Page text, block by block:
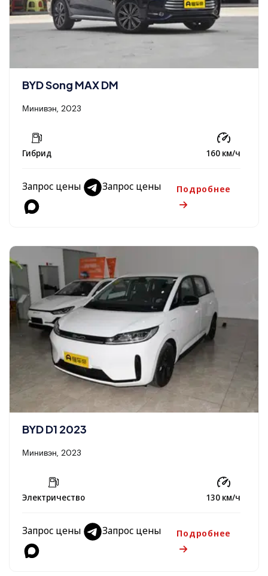
BYD Song MAX DM
Минивэн, 2023
Гибрид 160 км/ч
Запрос цены Запрос цены Подробнее
BYD D1 2023
Минивэн, 2023
Электричество 130 км/ч
Запрос цены Запрос цены Подробнее